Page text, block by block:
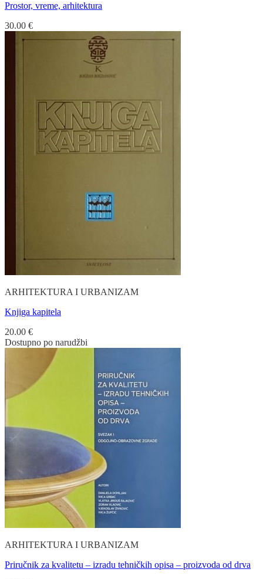
Prostor, vreme, arhitektura
30.00 €
ARHITEKTURA I URBANIZAM
Knjiga kapitela
20.00 €
Dostupno po narudžbi
ARHITEKTURA I URBANIZAM
Priručnik za kvalitetu – izradu tehničkih opisa – proizvoda od drva